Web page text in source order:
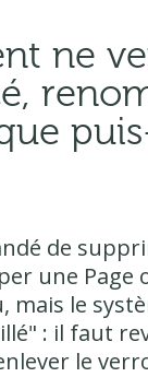
ne
de
une Page
mais le
: il faut
le